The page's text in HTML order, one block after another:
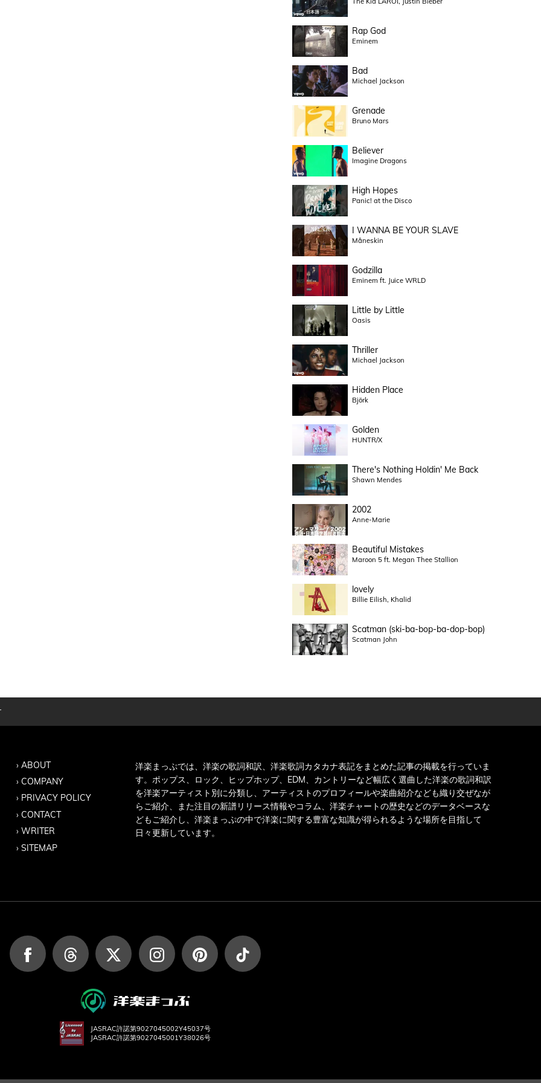
Rap God
Eminem
Bad
Michael Jackson
Grenade
Bruno Mars
Believer
Imagine Dragons
High Hopes
Panic! at the Disco
I WANNA BE YOUR SLAVE
Måneskin
Godzilla
Eminem ft. Juice WRLD
Little by Little
Oasis
Thriller
Michael Jackson
Hidden Place
Björk
Golden
HUNTR/X
There's Nothing Holdin' Me Back
Shawn Mendes
2002
Anne-Marie
Beautiful Mistakes
Maroon 5 ft. Megan Thee Stallion
lovely
Billie Eilish, Khalid
Scatman (ski-ba-bop-ba-dop-bop)
Scatman John
ABOUT
COMPANY
PRIVACY POLICY
CONTACT
WRITER
SITEMAP
洋楽まっぷでは、洋楽の歌詞和訳、洋楽歌詞カタカナ表記をまとめた記事の掲載を行っていま
す。ポップス、ロック、ヒップホップ、EDM、カントリーなど幅広く選曲した洋楽の歌詞和訳
を洋楽アーティスト別に分類し、アーティストのプロフィールや楽曲紹介なども織り交ぜなが
らご紹介、また注目の新譜リリース情報やコラム、洋楽チャートの歴史などのデータベースな
どもご紹介し、洋楽まっぷの中で洋楽に関する豊富な知識が得られるような場所を目指して
日々更新しています。
JASRAC許諾第9027045002Y45037号
JASRAC許諾第9027045001Y38026号